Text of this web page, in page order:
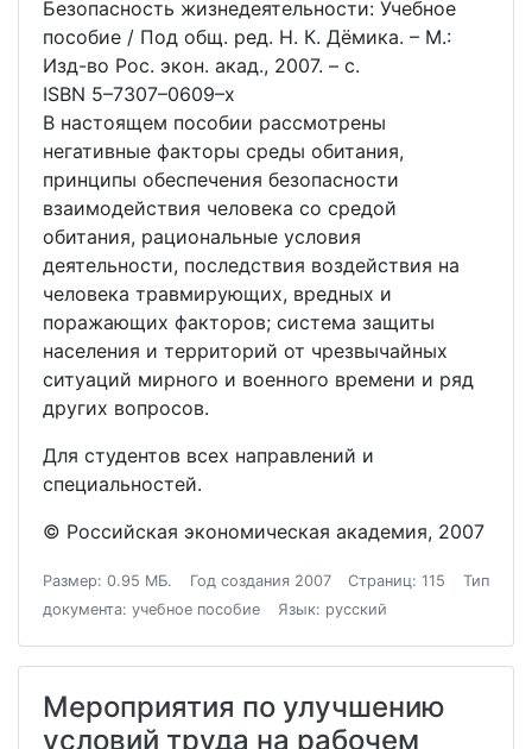
Безопасность жизнедеятельности: Учебное
пособие / Под общ. ред. Н. К. Дёмика. – М.:
Изд-во Рос. экон. акад., 2007. – с.
ISBN 5–7307–0609–х
В настоящем пособии рассмотрены
негативные факторы среды обитания,
принципы обеспечения безопасности
взаимодействия человека со средой
обитания, рациональные условия
деятельности, последствия воздействия на
человека травмирующих, вредных и
поражающих факторов; система защиты
населения и территорий от чрезвычайных
ситуаций мирного и военного времени и ряд
других вопросов.
Для студентов всех направлений и
специальностей.
© Российская экономическая академия, 2007
Размер: 0.95 МБ. Год создания 2007 Страниц: 115
Тип
документа: учебное пособие
Язык: русский
Мероприятия по улучшению
условий труда на рабочем